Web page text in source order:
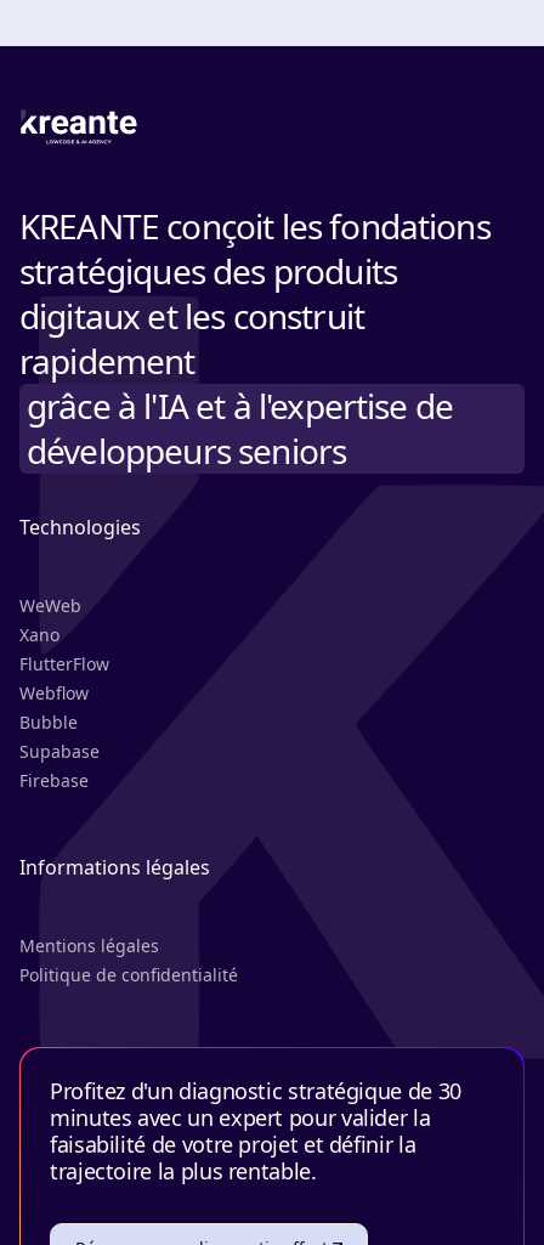
KREANTE conçoit les fondations
stratégiques des produits
digitaux et les construit
rapidement
grâce à l'IA et à l'expertise de
développeurs seniors
Technologies
WeWeb
Xano
FlutterFlow
Webflow
Bubble
Supabase
Firebase
Informations légales
Mentions légales
Politique de confidentialité
Profitez d'un diagnostic stratégique de 30
minutes avec un expert pour valider la
faisabilité de votre projet et définir la
trajectoire la plus rentable.